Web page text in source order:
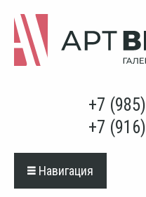
+7 (985)
+7 (916)
Навигация